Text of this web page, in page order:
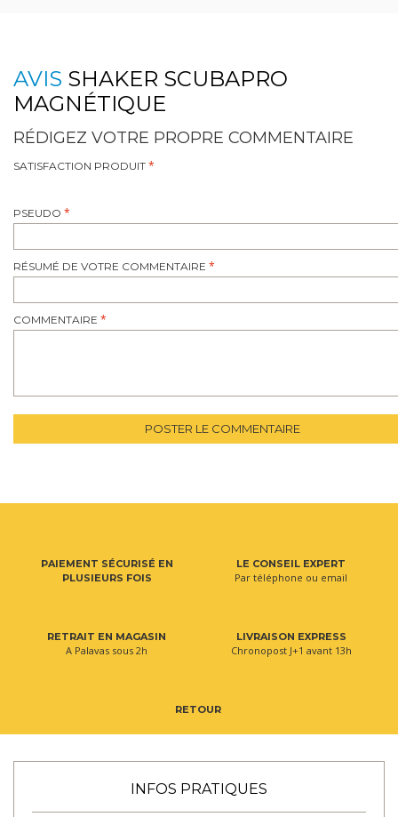
AVIS SHAKER SCUBAPRO
MAGNÉTIQUE
RÉDIGEZ VOTRE PROPRE COMMENTAIRE
SATISFACTION PRODUIT
PSEUDO
RÉSUMÉ DE VOTRE COMMENTAIRE
COMMENTAIRE
POSTER LE COMMENTAIRE
PAIEMENT SÉCURISÉ EN
PLUSIEURS FOIS
LE CONSEIL EXPERT
Par téléphone ou email
RETRAIT EN MAGASIN
A Palavas sous 2h
LIVRAISON EXPRESS
Chronopost J+1 avant 13h
RETOUR
INFOS PRATIQUES